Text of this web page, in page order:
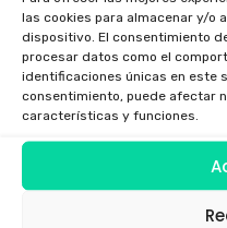
las cookies para almacenar y/o
dispositivo. El consentimiento
procesar datos como el
identificaciones únicas en este
consentimiento, puede afectar
características y funciones.
Impacto ambiental positivo
¿Dónde se puede volar un
Inspecciones técnicas con
rapidez y ahorro
Nuevo Real Decreto 517/